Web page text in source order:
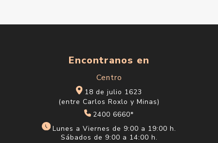
Encontranos en
Centro
18 de julio 1623
(entre Carlos Roxlo y Minas)
2400 6660*
Lunes a Viernes de 9:00 a 19:00 h.
Sábados de 9:00 a 14:00 h.